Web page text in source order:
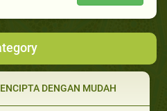
DENGAN MUDAH